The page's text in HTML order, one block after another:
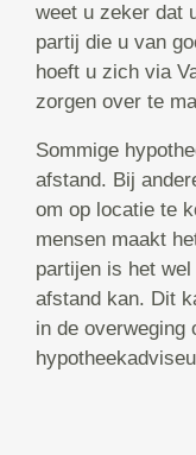
weet u zeker dat
partij die u van
hoeft u zich via
zorgen over te
Sommige
afstand. Bij
om op locatie te
mensen maakt
partijen is het wel
afstand kan. Dit
in de overweging